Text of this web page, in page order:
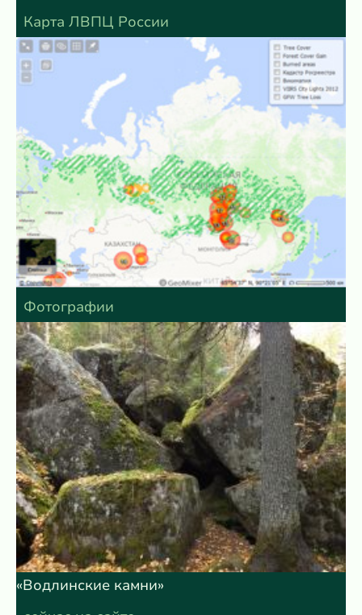
Карта ЛВПЦ России
Фотографии
«Водлинские камни»